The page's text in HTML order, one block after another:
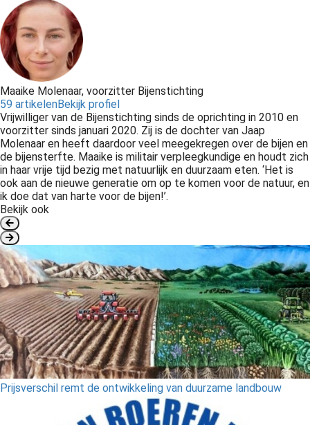
Maaike Molenaar, voorzitter Bijenstichting
59 artikelenBekijk profiel
Vrijwilliger van de Bijenstichting sinds de oprichting in 2010 en
voorzitter sinds januari 2020. Zij is de dochter van Jaap
Molenaar en heeft daardoor veel meegekregen over de bijen en
de bijensterfte. Maaike is militair verpleegkundige en houdt zich
in haar vrije tijd bezig met natuurlijk en duurzaam eten. ‘Het is
ook aan de nieuwe generatie om op te komen voor de natuur, en
ik doe dat van harte voor de bijen!’.
Bekijk ook
Prijsverschil remt de ontwikkeling van duurzame landbouw